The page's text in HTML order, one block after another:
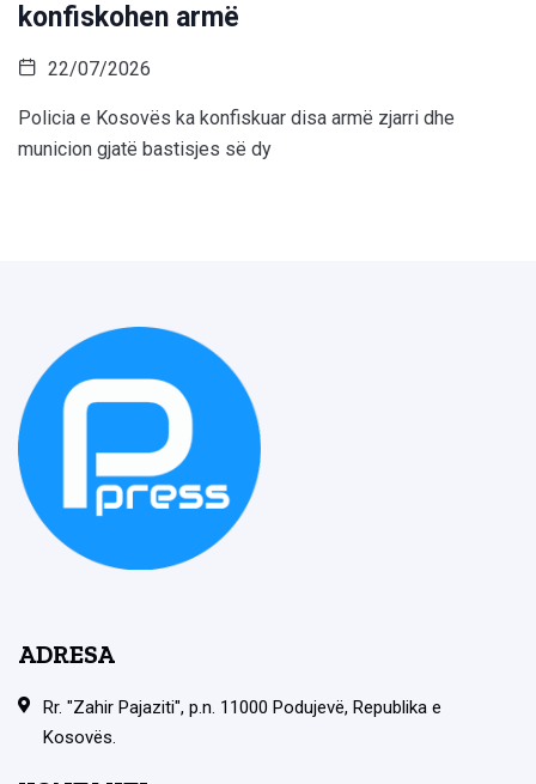
konfiskohen armë
22/07/2026
Policia e Kosovës ka konfiskuar disa armë zjarri dhe
municion gjatë bastisjes së dy
ADRESA
Rr. "Zahir Pajaziti", p.n. 11000 Podujevë, Republika e
Kosovës.